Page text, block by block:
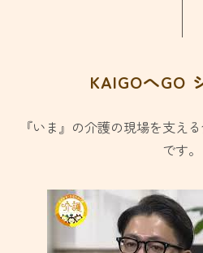
KAIGOへGO
『いま』の介護の現場を支え
です。